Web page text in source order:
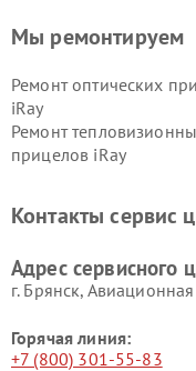
Мы ремонтируем
Ремонт оптических
iRay
Ремонт
прицелов iRay
Контакты сервис
Адрес сервисного
г. Брянск,
Горячая линия:
+7 (800) 301-55-83